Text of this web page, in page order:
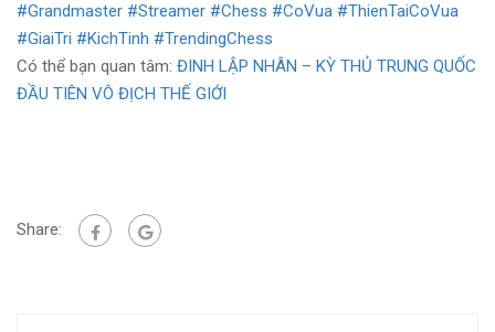
#Grandmaster #Streamer #Chess #CoVua #ThienTaiCoVua
#GiaiTri #KichTinh #TrendingChess
Có thể bạn quan tâm: ĐINH LẬP NHÂN – KỲ THỦ TRUNG QUỐC
ĐẦU TIÊN VÔ ĐỊCH THẾ GIỚI
Share: